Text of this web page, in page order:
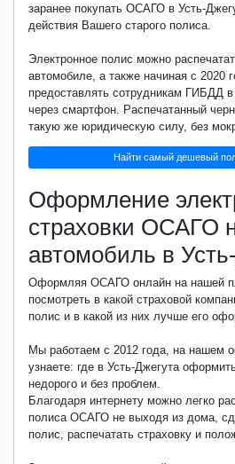
заранее покупать ОСАГО в Усть-
действия Вашего старого полиса.
Электронное полис можно
автомобиле, а также начиная с 2020
предоставлять сотрудникам ГИБДД
через смартфон. Распечатанный
такую же юридическую силу, без
Найти самый дешевый
Оформление
страховки ОСАГО
автомобиль в
Оформляя ОСАГО онлайн на нашей
посмотреть в какой страховой
полис и в какой из них лучше его
Мы работаем с 2012 года, на нашем
узнаете: где в Усть-Джегута
недорого и без проблем.
Благодаря интернету можно легко
полиса ОСАГО не выходя из дома,
полис, распечатать страховку и